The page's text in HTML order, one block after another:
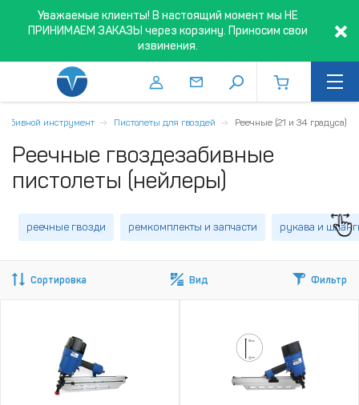
Уважаемые клиенты! В настоящий момент мы НЕ
ПРИНИМАЕМ ЗАКАЗЫ через корзину. Приносим свои
извинения.
инструмент Пистолеты для гвоздей Реечные (21 и 34 градуса)
Реечные гвоздезабивные
пистолеты (нейлеры)
реечные гвозди ремкомплекты и запчасти рукава и
Сортировка Вид Фильтр